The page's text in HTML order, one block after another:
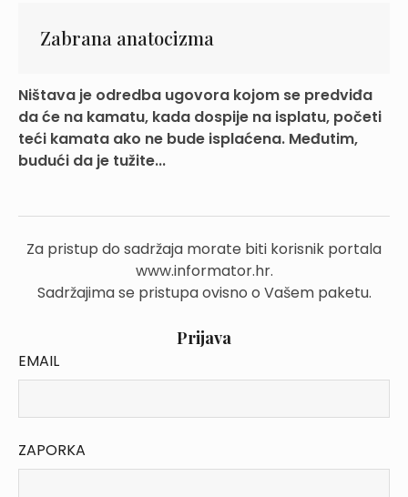
Zabrana anatocizma
Ništava je odredba ugovora kojom se predviđa
da će na kamatu, kada dospije na isplatu, početi
teći kamata ako ne bude isplaćena. Međutim,
budući da je tužite...
Za pristup do sadržaja morate biti korisnik portala
www.informator.hr.
Sadržajima se pristupa ovisno o Vašem paketu.
Prijava
EMAIL
ZAPORKA